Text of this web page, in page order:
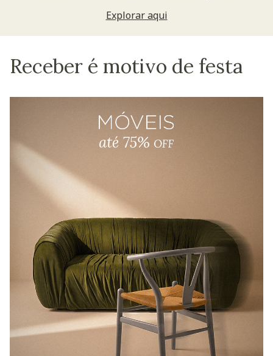
Explorar aqui
Receber é motivo de festa